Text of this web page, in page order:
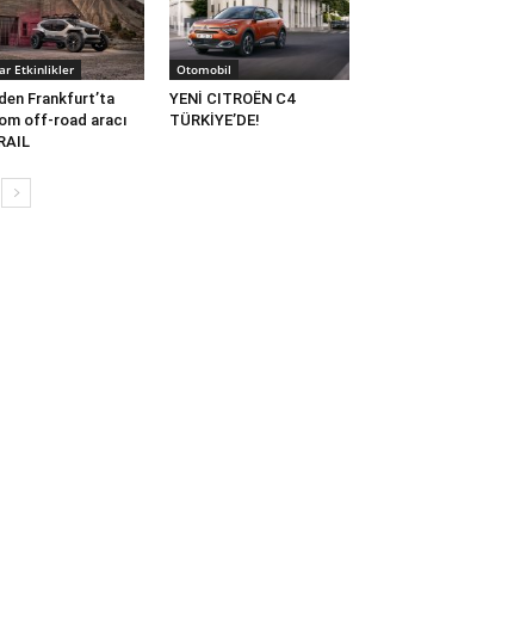
Etkinlikler
Frankfurt’ta
off-road aracı
Otomobil
YENİ CITROËN C4
TÜRKİYE’DE!